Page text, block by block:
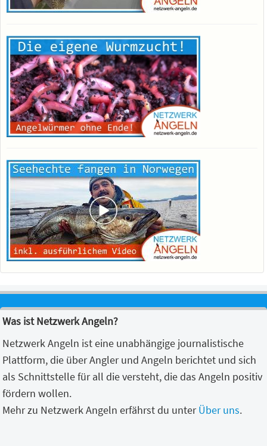
Was ist Netzwerk Angeln?
Netzwerk Angeln ist eine unabhängige journalistische
Plattform, die über Angler und Angeln berichtet und sich
als Schnittstelle für all die versteht, die das Angeln positiv
fördern wollen.
Mehr zu Netzwerk Angeln erfährst du unterÜber uns.